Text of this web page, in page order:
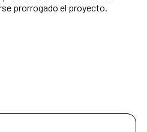
prorrogado el proyecto.